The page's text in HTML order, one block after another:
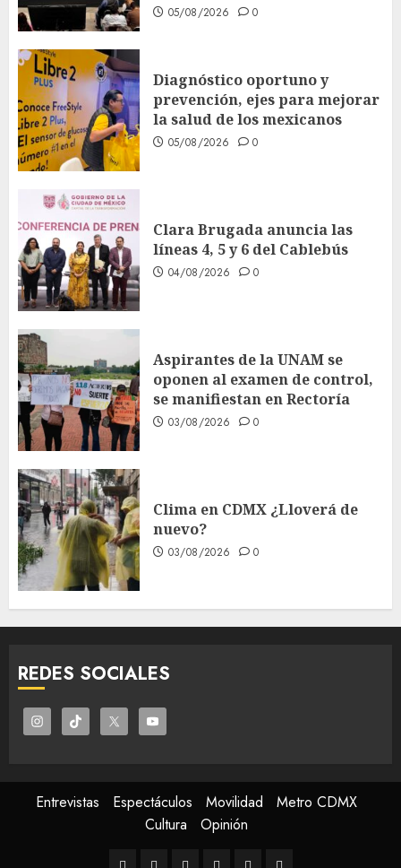
05/08/2026 0
Diagnóstico oportuno y
prevención, ejes para mejorar
la salud de los mexicanos
05/08/2026 0
Clara Brugada anuncia las
líneas 4, 5 y 6 del Cablebús
04/08/2026 0
Aspirantes de la UNAM se
oponen al examen de control,
se manifiestan en Rectoría
03/08/2026 0
Clima en CDMX ¿Lloverá de
nuevo?
03/08/2026 0
REDES SOCIALES
Entrevistas Espectáculos Movilidad
Metro CDMX
Cultura
Opinión
Entrevistas
Espectáculos
Movilidad
MetroCulturaOpinión